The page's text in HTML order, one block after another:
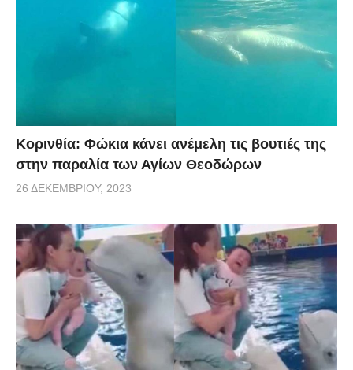
Κορινθία: Φώκια κάνει ανέμελη τις βουτιές της
στην παραλία των Αγίων Θεοδώρων
26 ΔΕΚΕΜΒΡΊΟΥ, 2023